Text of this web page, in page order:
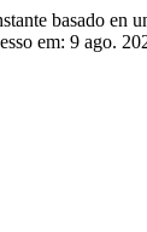
basado en
em: 9 ago.